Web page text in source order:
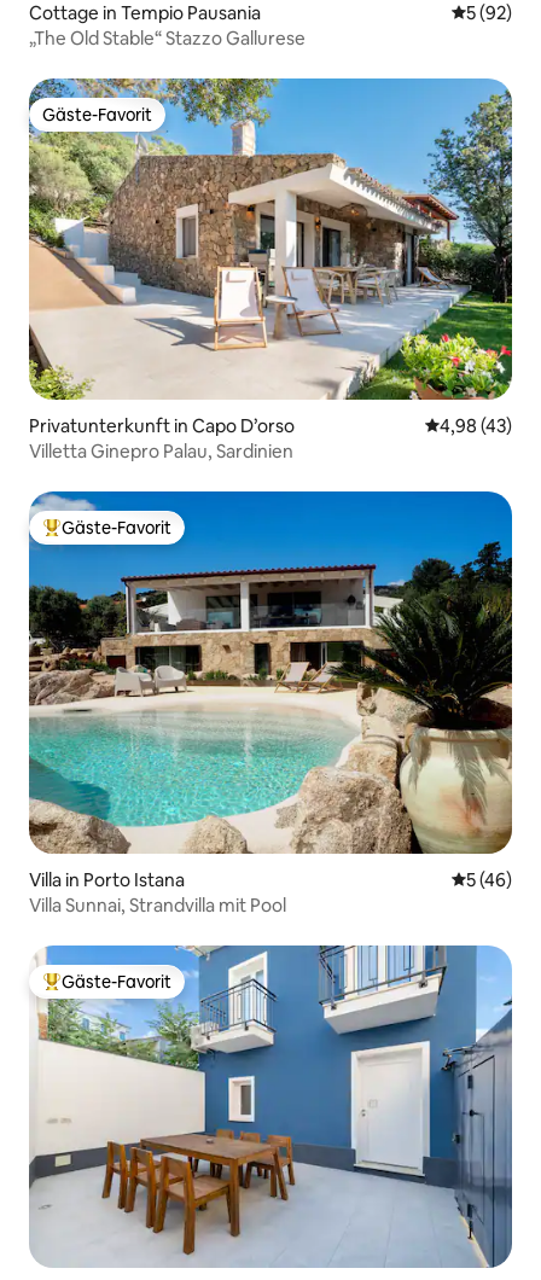
Cottage in Tempio Pausania
5 (92)
„The Old Stable“ Stazzo Gallurese
Gäste-Favorit
Gäste-Favorit
Privatunterkunft in Capo D’orso
4,98 (43)
Villetta Ginepro Palau, Sardinien
Beliebter Gäste-Favorit.
Gäste-Favorit
Villa in Porto Istana
5 (46)
Villa Sunnai, Strandvilla mit Pool
Beliebter Gäste-Favorit.
Gäste-Favorit